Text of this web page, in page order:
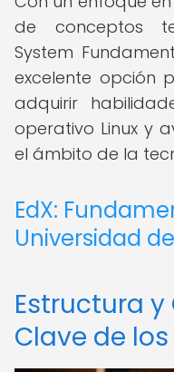
de conceptos
System
excelente opción
adquirir
operativo Linux y
el ámbito de la
EdX:
Universidad
Estructura
Clave de